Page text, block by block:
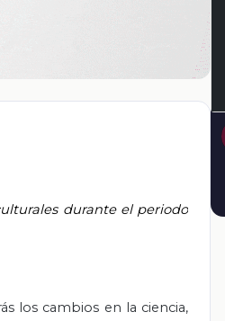
durante el periodo
los cambios en la ciencia,